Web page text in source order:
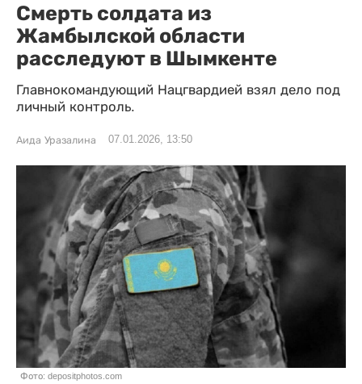
Смерть солдата из
Жамбылской области
расследуют в Шымкенте
Главнокомандующий Нацгвардией взял дело под
личный контроль.
Аида Уразалина 07.01.2026, 13:50
Фото: depositphotos.com